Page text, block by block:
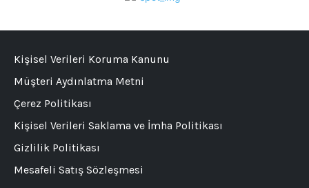
Kişisel Verileri Koruma Kanunu
Müşteri Aydınlatma Metni
Çerez Politikası
Kişisel Verileri Saklama ve İmha Politikası
Gizlilik Politikası
Mesafeli Satış Sözleşmesi